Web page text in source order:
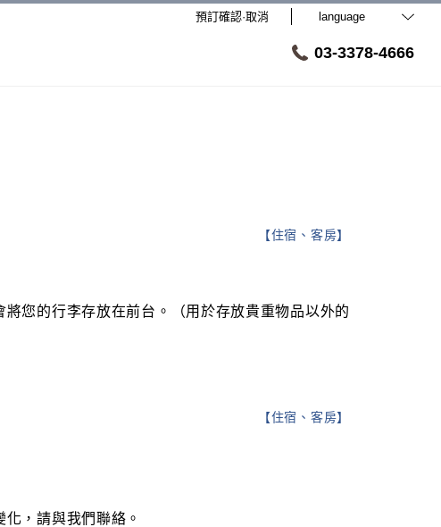
預訂確認·取消 language
03-3378-4666
【住宿、客房】
您的行李存放在前台。（用於存放貴重物品以外的
【住宿、客房】
，請與我們聯絡。